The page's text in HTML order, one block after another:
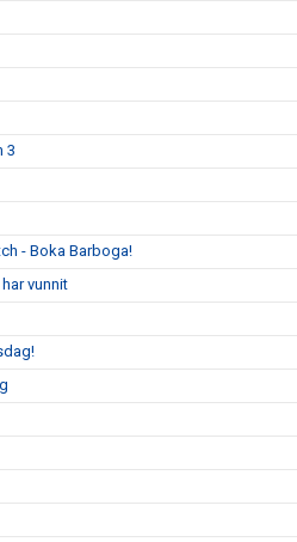
3
- Boka Barboga!
vunnit